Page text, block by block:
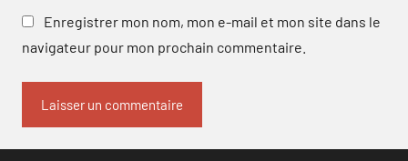
Enregistrer mon nom, mon e-mail et mon site dans le
navigateur pour mon prochain commentaire.